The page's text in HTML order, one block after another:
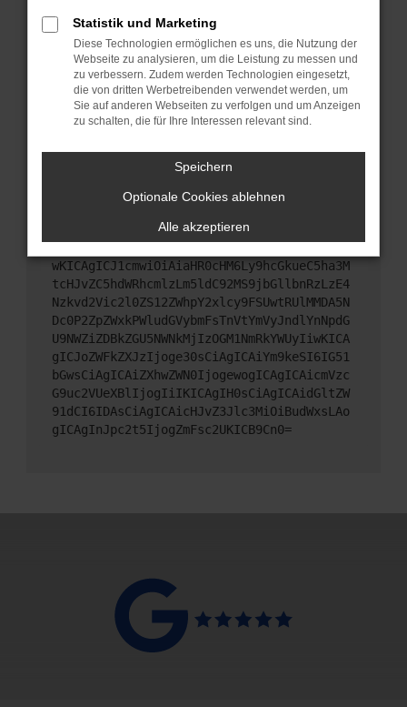
Sicherheitsrisiko, sondern kann auch dazu führen,
dass bestimmte Funktionen nicht mehr
unterstützt werden.
Wende dich an den Webseitenbetreiber.
Wenn du alle oben genannten Schritte versucht
hast, kontaktiere uns bitte. Wir werden versuchen,
das Problem zu beheben. Du kannst uns diesen
Text schicken, um uns bei der Fehlersuche zu
unterstützen:
ewogICJuYW1lIjogIk5ldHdvcmtFcnJvciIsCiAgI
mNvbmZpZyI6IHsKICAgICJtZXRob2QiOiAiR0VUIi
wKICAgICJ1cmwiOiAiaHR0cHM6Ly9hcGkueC5ha3M
tcHJvZC5hdWRhcmlzLm5ldC92MS9jbGllbnRzLzE4
Nzkvd2Vic2l0ZS12ZWhpY2xlcy9FSUwtRUlMMDA5N
Dc0P2ZpZWxkPWludGVybmFsTnVtYmVyJndlYnNpdG
U9NWZiZDBkZGU5NWNkMjIzOGM1NmRkYWUyIiwKICA
gICJoZWFkZXJzIjoge30sCiAgICAiYm9keSI6IG51
bGwsCiAgICAiZXhwZWN0IjogewogICAgICAicmVzc
G9uc2VUeXBlIjogIiIKICAgIH0sCiAgICAidGltZW
91dCI6IDAsCiAgICAicHJvZ3Jlc3MiOiBudWxsLAo
gICAgInJpc2t5IjogZmFsc2UKICB9Cn0=
Statistik und Marketing
Diese Technologien ermöglichen es uns, die Nutzung der
Webseite zu analysieren, um die Leistung zu messen und
zu verbessern. Zudem werden Technologien eingesetzt,
die von dritten Werbetreibenden verwendet werden, um
Sie auf anderen Webseiten zu verfolgen und um Anzeigen
zu schalten, die für Ihre Interessen relevant sind.
Speichern
Optionale Cookies ablehnen
Alle akzeptieren